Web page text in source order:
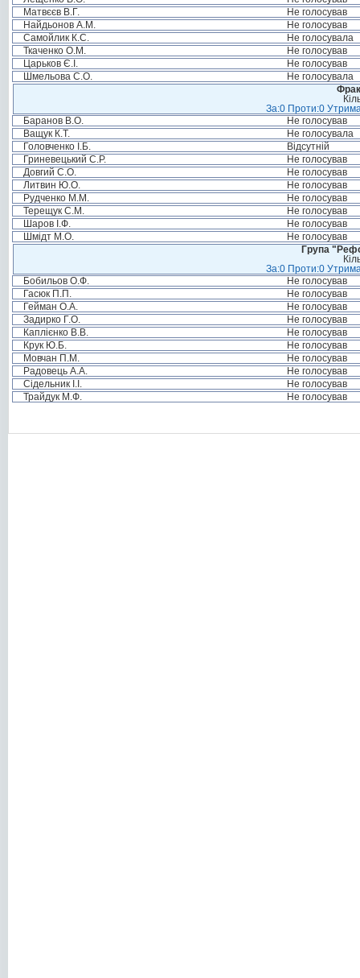
Матвєєв В.Г.
Не голосував
Найдьонов А.М.
Не голосував
Самойлик К.С.
Не голосувала
Ткаченко О.М.
Не голосував
Царьков Є.І.
Не голосував
Шмельова С.О.
Не голосувала
За:0 Проти:0
Баранов В.О.
Не голосував
Ващук К.Т.
Не голосувала
Головченко І.Б.
Відсутній
Гриневецький С.Р.
Не голосував
Довгий С.О.
Не голосував
Литвин Ю.О.
Не голосував
Рудченко М.М.
Не голосував
Терещук С.М.
Не голосував
Шаров І.Ф.
Не голосував
Шмідт М.О.
Не голосував
Група
За:0 Проти:0
Бобильов О.Ф.
Не голосував
Гасюк П.П.
Не голосував
Гейман О.А.
Не голосував
Задирко Г.О.
Не голосував
Каплієнко В.В.
Не голосував
Крук Ю.Б.
Не голосував
Мовчан П.М.
Не голосував
Радовець А.А.
Не голосував
Сідельник І.І.
Не голосував
Трайдук М.Ф.
Не голосував